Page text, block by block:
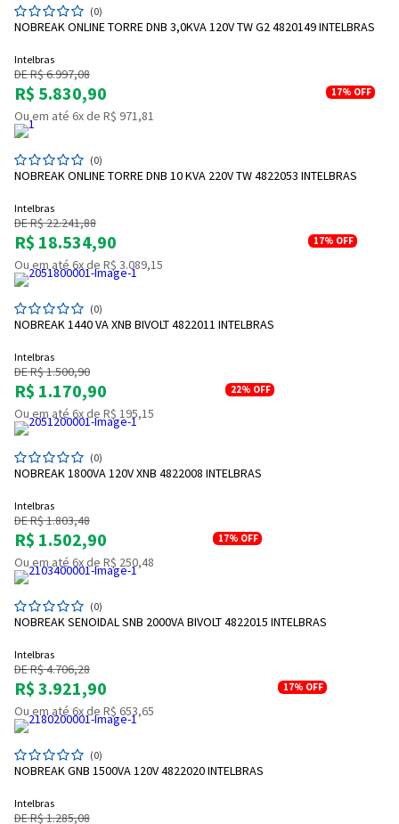
(0)
NOBREAK ONLINE TORRE DNB 3,0KVA 120V TW G2 4820149 INTELBRAS
Intelbras
DE R$ 6.997,08
R$ 5.830,90 17% OFF
Ou em até 6x de R$ 971,81
(0)
NOBREAK ONLINE TORRE DNB 10 KVA 220V TW 4822053 INTELBRAS
Intelbras
DE R$ 22.241,88
R$ 18.534,90 17% OFF
Ou em até 6x de R$ 3.089,15
(0)
NOBREAK 1440 VA XNB BIVOLT 4822011 INTELBRAS
Intelbras
DE R$ 1.500,90
R$ 1.170,90 22% OFF
Ou em até 6x de R$ 195,15
(0)
NOBREAK 1800VA 120V XNB 4822008 INTELBRAS
Intelbras
DE R$ 1.803,48
R$ 1.502,90 17% OFF
Ou em até 6x de R$ 250,48
(0)
NOBREAK SENOIDAL SNB 2000VA BIVOLT 4822015 INTELBRAS
Intelbras
DE R$ 4.706,28
R$ 3.921,90 17% OFF
Ou em até 6x de R$ 653,65
(0)
NOBREAK GNB 1500VA 120V 4822020 INTELBRAS
Intelbras
DE R$ 1.285,08